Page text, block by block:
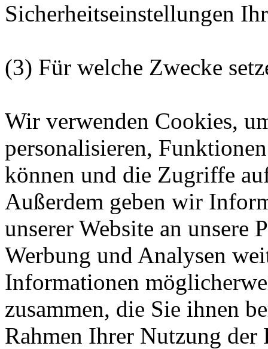
Sicherheitseinstellungen
(3) Für welche Zwecke
Wir verwenden Cookies,
personalisieren,
können und die Zugriffe
Außerdem geben wir
unserer Website an unsere
Werbung und Analysen
Informationen
zusammen, die Sie ihnen
Rahmen Ihrer Nutzung der